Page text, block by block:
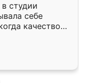
студии
себе
качеством
уже почти